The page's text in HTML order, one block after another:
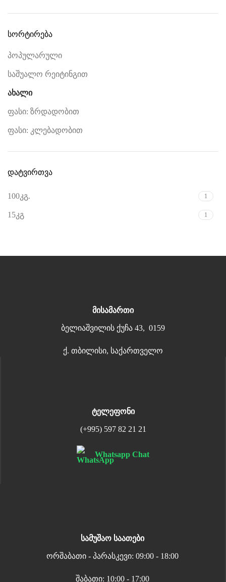
სორტირება
პოპულარული
საშუალო რეიტინგით
ახალი
ფასი: ზრდადობით
ფასი: კლებადობით
დატვირთვა
100კგ. 1
15კგ 1
მისამართი
ბელიაშვილის ქუჩა 43, 0159
ქ. თბილისი, საქართველო
ტელეფონი
(+995) 597 82 21 21
Whatsapp Chat
სამუშაო საათები
ორშაბათი - პარასკევი: 09:00 - 18:00
შაბათი: 10:00 - 17:00